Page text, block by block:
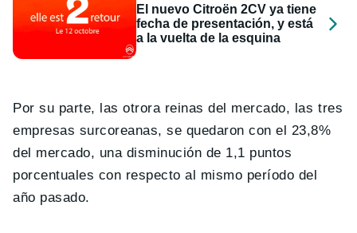
El nuevo Citroën 2CV ya tiene
fecha de presentación, y está
a la vuelta de la esquina
Por su parte, las otrora reinas del mercado, las tres
empresas surcoreanas, se quedaron con el 23,8%
del mercado, una disminución de 1,1 puntos
porcentuales con respecto al mismo período del
año pasado.